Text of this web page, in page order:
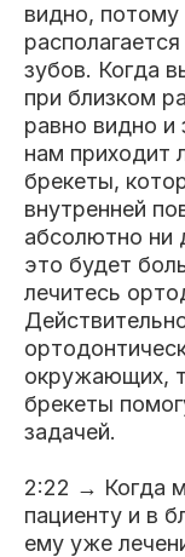
Пациентам
Вопросы и ответы
Гарантии
Сотрудники
видно, потому
зубов. Когда
при близком
равно видно
нам приходит
брекеты,
внутренней
абсолютно ни
это будет
лечитесь
окружающих,
брекеты
задачей.
2:22 → Когда
пациенту и в
ему уже